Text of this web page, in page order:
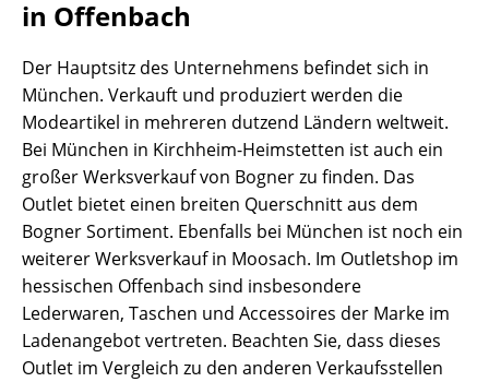
in Offenbach
Der Hauptsitz des Unternehmens befindet sich in
München. Verkauft und produziert werden die
Modeartikel in mehreren dutzend Ländern weltweit.
Bei München in Kirchheim-Heimstetten ist auch ein
großer Werksverkauf von Bogner zu finden. Das
Outlet bietet einen breiten Querschnitt aus dem
Bogner Sortiment. Ebenfalls bei München ist noch ein
weiterer Werksverkauf in Moosach. Im Outletshop im
hessischen Offenbach sind insbesondere
Lederwaren, Taschen und Accessoires der Marke im
Ladenangebot vertreten. Beachten Sie, dass dieses
Outlet im Vergleich zu den anderen Verkaufsstellen